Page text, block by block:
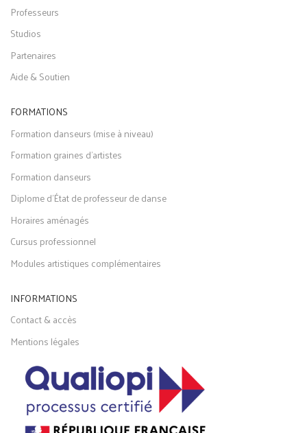
Professeurs
Studios
Partenaires
Aide & Soutien
FORMATIONS
Formation danseurs (mise à niveau)
Formation graines d'artistes
Formation danseurs
Diplome d'État de professeur de danse
Horaires aménagés
Cursus professionnel
Modules artistiques complémentaires
INFORMATIONS
Contact & accès
Mentions légales